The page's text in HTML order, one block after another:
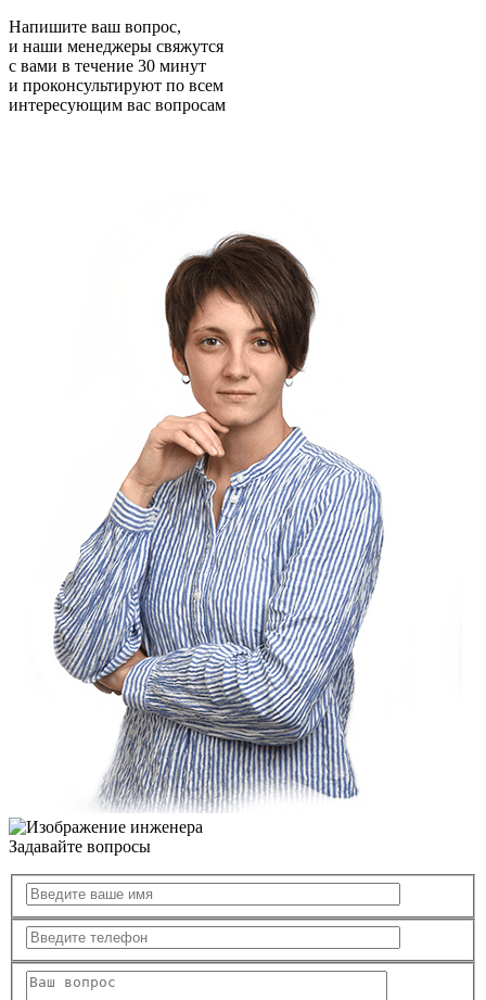
Напишите ваш вопрос,
и наши менеджеры свяжутся
с вами в течение 30 минут
и проконсультируют по всем
интересующим вас вопросам
Задавайте вопросы